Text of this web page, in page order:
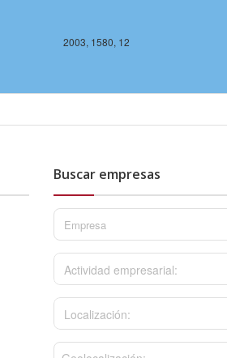
2003, 1580, 12
Buscar empresas
Actividad empresarial:
Localización: